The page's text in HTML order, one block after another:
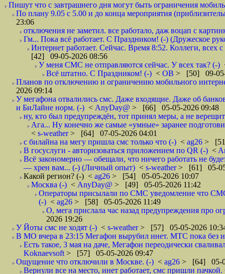
Пишут что с завтрашнего дня могут быть ограничения
По плану 9.05 с 5.00 и до конца мероприятия
23:06
отключения не заметил. все работало, даж воцап с
Гм... Пока всё работает. С Праздником! (-) (Дружеское
Интернет работает. Сейчас. Время 8:52. Коллеги,
[42] 09-05-2026 08:56
У меня СМС не отправляются сейчас. У всех так? (-)
Всё штатно. С Праздником! (-) < ОВ > [50] 09-05-
Планов по отключению и ограничению мобильного
2026 09:14
У мегафона отвалились смс. Даже входящие. Даже об
и БиЛайне норм. (-) < AnyDay@ > [66] 05-05-2026 09:48
ну, кто был предупреждён, тот принял меры, а не
Ага... Ну конечно же самые «умные» заранее
< s-weather> [64] 07-05-2026 04:01
с билайна на мегу пришла смс только что (-) < ag26 >
В госуслуги - авторизоваться приложением по QR (-) <
Всё закономерно — обещали, что ничего работать не
— хрен вам... (-) (Личный опыт) < s-weather> [61] 05-
Какой регион? (-) < ag26 > [54] 05-05-2026 10:07
Москва (-) < AnyDay@ > [49] 05-05-2026 11:42
Операторы присылали по СМС уведомление что
(-) < ag26 > [58] 05-05-2026 11:49
О, мега прислала час назад предупреждения про
2026 19:26
У Йоты смс не ходят (-) < s-weather> [57] 05-05-2026
В МО вчера в 23:15 Мегафон вырубил инет. МТС пока без
Есть такое, 3 мая на даче, Мегафон переодически
Koknaevsoft > [57] 05-05-2026 09:47
Ощущение что отключили в Москве. (-) < ag26 > [64] 05-
Вернули все на место, инет работает, смс пришли